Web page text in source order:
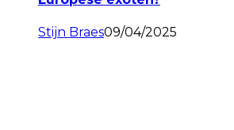
Stijn Braes09/04/2025